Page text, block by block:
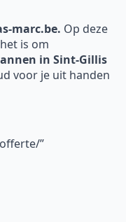
marc.be. Op deze
is om
in Sint-Gillis
voor je uit handen
”